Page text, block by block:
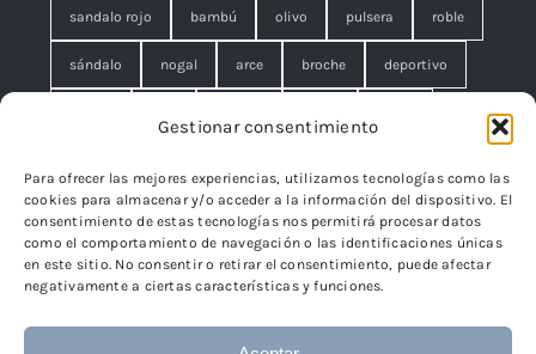
Gestionar consentimiento
Para ofrecer las mejores experiencias, utilizamos tecnologías como las
cookies para almacenar y/o acceder a la información del dispositivo. El
consentimiento de estas tecnologías nos permitirá procesar datos
como el comportamiento de navegación o las identificaciones únicas
en este sitio. No consentir o retirar el consentimiento, puede afectar
negativamente a ciertas características y funciones.
sandalo rojo bambú olivo pulsera roble
sándalo nogal arce broche deportivo
brazalete cuadrado rombo filigrana. broche
cisne edelweiss